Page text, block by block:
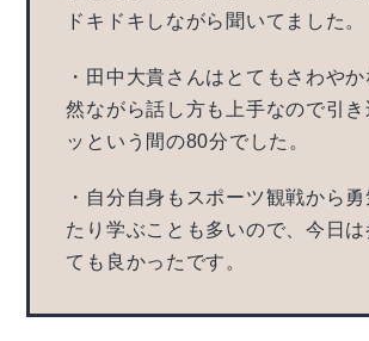
ドキドキしながら聞いてました。
・田中大貴さんはとてもさわや
然ながら話し方も上手なので引
ッという間の80分でした。
・自分自身もスポーツ観戦から
たり学ぶことも多いので、今日は
ても良かったです。